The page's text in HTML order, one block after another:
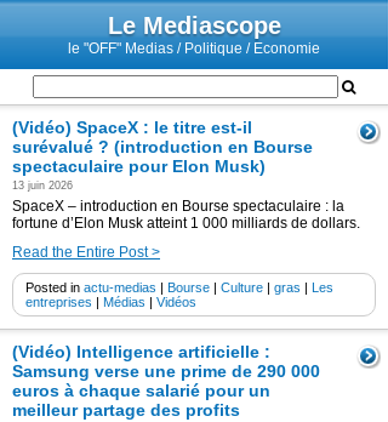
Le Mediascope
le "OFF" Medias / Politique / Economie
(Vidéo) SpaceX : le titre est-il
surévalué ? (introduction en Bourse
spectaculaire pour Elon Musk)
13 juin 2026
SpaceX – introduction en Bourse spectaculaire : la
fortune d’Elon Musk atteint 1 000 milliards de dollars.
Read the Entire Post >
Posted in actu-medias | Bourse | Culture | gras | Les
entreprises | Médias | Vidéos
(Vidéo) Intelligence artificielle :
Samsung verse une prime de 290 000
euros à chaque salarié pour un
meilleur partage des profits